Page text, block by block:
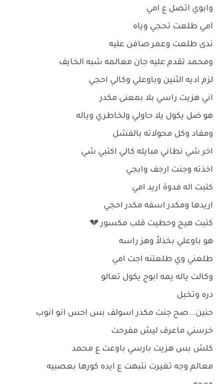
وابوي اتصل ع امي
امي طلعت تحجي وياه
ندى طلعت وعمر صافن عليه
ومحمد تقدم عليه جان معالمه شبه الخايف
لزم اديه الثنين وباوعلي وكالي احجي
اني هزيت راسي بلا بمعنى مكدر
هو ضل يكول يلا حاولي ولخاطري وياله
ومفاد وكل محولاته بالفشل
اخر شي نطاني مبايله كالي اكتبي شي
اخذته وجنت ارجف وابجي
كتبت اله فدوة اريد امي
اريدها ومكدر اسفه مكدر احجي
كتبت هيج وحطيت قلب مكسور 💔
هو باوعلي بخذلاً وهز راسه
طلعني وي طلعتنه اجت امي
وكالت ياله يمه ابوج يكول تعالو
دره وتخبل
حنين...صح جنت مكدر اسولف بس احس انو انوب
خرسني ماعرف ليش مفرحت
كلش بس هزيت بارسي باوعت ع محمد
معالم وجه تغيرت نتبهت ع ايده كورها بعصبيه